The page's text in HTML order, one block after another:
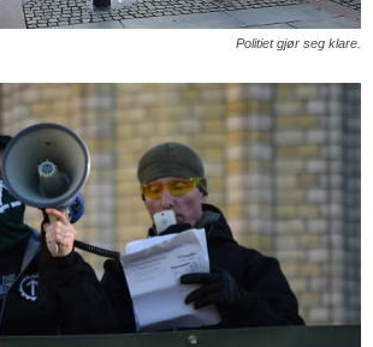
Politiet gjør seg klare.